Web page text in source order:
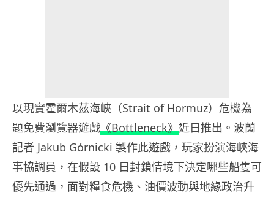
以現實霍爾木茲海峽（Strait of Hormuz）危機為
題免費瀏覽器遊戲《Bottleneck》近日推出。波蘭
記者 Jakub Górnicki 製作此遊戲，玩家扮演海峽海
事協調員，在假設 10 日封鎖情境下決定哪些船隻可
優先通過，面對糧食危機、油價波動與地緣政治升